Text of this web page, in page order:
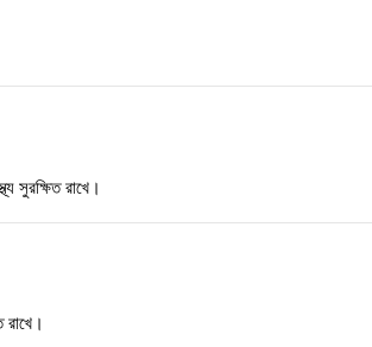
সুরক্ষিত রাখে।
রাখে।